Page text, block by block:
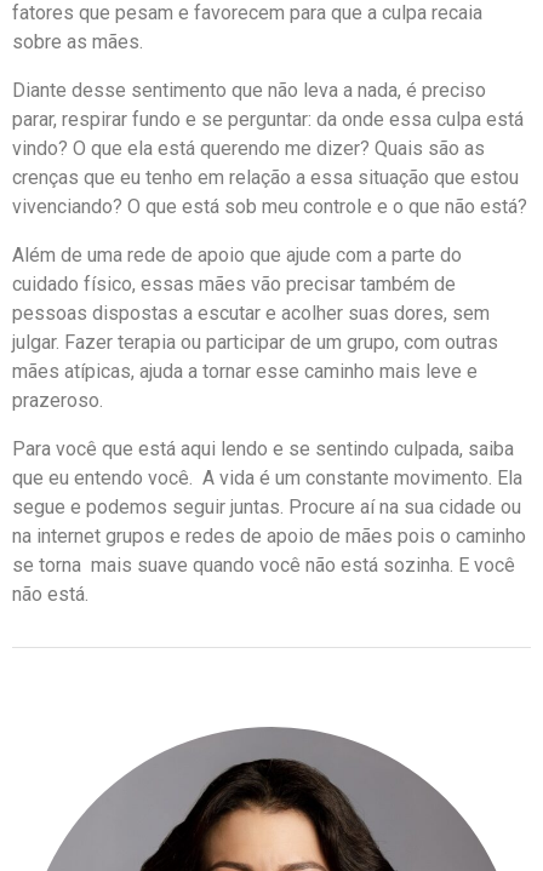
fatores que pesam e favorecem para que a culpa recaia
sobre as mães.
Diante desse sentimento que não leva a nada, é preciso
parar, respirar fundo e se perguntar: da onde essa culpa está
vindo? O que ela está querendo me dizer? Quais são as
crenças que eu tenho em relação a essa situação que estou
vivenciando? O que está sob meu controle e o que não está?
Além de uma rede de apoio que ajude com a parte do
cuidado físico, essas mães vão precisar também de
pessoas dispostas a escutar e acolher suas dores, sem
julgar. Fazer terapia ou participar de um grupo, com outras
mães atípicas, ajuda a tornar esse caminho mais leve e
prazeroso.
Para você que está aqui lendo e se sentindo culpada, saiba
que eu entendo você. A vida é um constante movimento. Ela
segue e podemos seguir juntas. Procure aí na sua cidade ou
na internet grupos e redes de apoio de mães pois o caminho
se torna mais suave quando você não está sozinha. E você
não está.